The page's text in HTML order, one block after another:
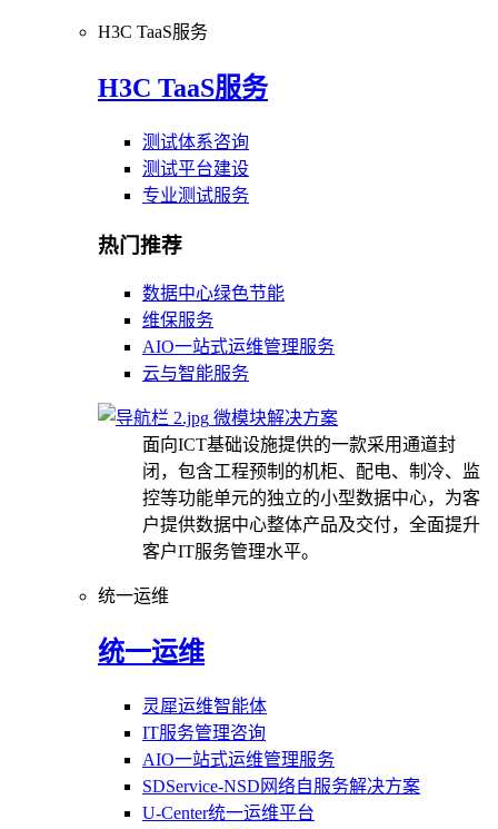
H3C TaaS服务
H3C TaaS服务
测试体系咨询
测试平台建设
专业测试服务
热门推荐
数据中心绿色节能
维保服务
AIO一站式运维管理服务
云与智能服务
微模块解决方案
面向ICT基础设施提供的一款采用通道封
闭，包含工程预制的机柜、配电、制冷、监
控等功能单元的独立的小型数据中心，为客
户提供数据中心整体产品及交付，全面提升
客户IT服务管理水平。
统一运维
统一运维
灵犀运维智能体
IT服务管理咨询
AIO一站式运维管理服务
SDService-NSD网络自服务解决方案
U-Center统一运维平台